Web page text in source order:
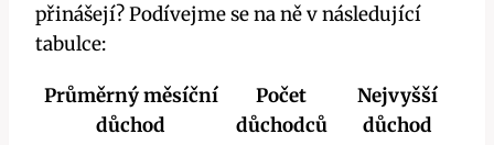
přinášejí? Podívejme se na ně v následující
tabulce:
Průměrný měsíční
důchod
Počet
důchodců
Nejvyšší
důchod